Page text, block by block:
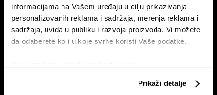
informacijama na Vašem uređaju u cilju prikazivanja
personalizovanih reklama i sadržaja, merenja reklama i
sadržaja, uvida u publiku i razvoja proizvoda. Vi možete
da odaberete ko i u koje svrhe koristi Vaše podatke.
Prikaži detalje